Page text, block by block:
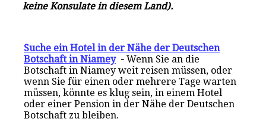
keine Konsulate in diesem Land).
Suche ein Hotel in der Nähe der Deutschen
Botschaft in Niamey -Wenn Sie an die
Botschaft in Niamey weit reisen müssen, oder
wenn Sie für einen oder mehrere Tage warten
müssen, könnte es klug sein, in einem Hotel
oder einer Pension in der Nähe der Deutschen
Botschaft zu bleiben.